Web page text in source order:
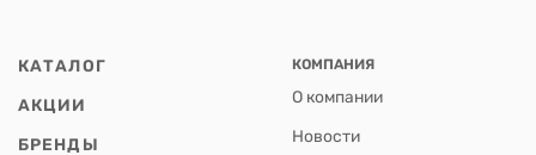
КАТАЛОГ
АКЦИИ
БРЕНДЫ
КОМПАНИЯ
О компании
Новости